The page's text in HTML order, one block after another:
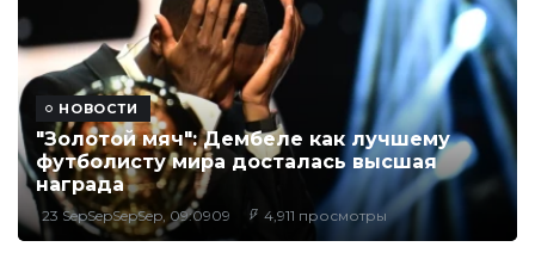
НОВОСТИ
"Золотой мяч": Дембеле как лучшему
футболисту мира досталась высшая
награда
23 SepSepSepSep, 09:0909 4,911 просмотры